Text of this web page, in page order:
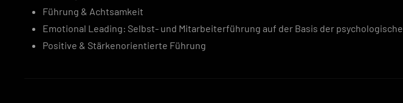
Führung & Achtsamkeit
Emotional Leading: Selbst- und Mitarbeiterführung auf der Basis der
Positive & Stärkenorientierte Führung